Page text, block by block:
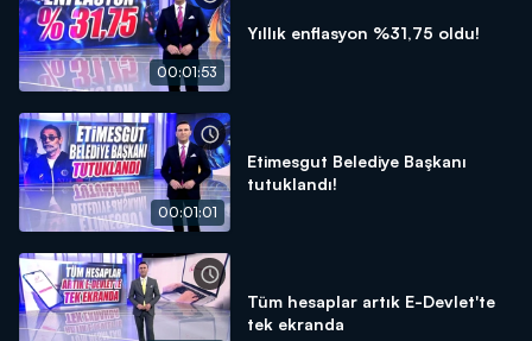
00:01:53
Yıllık enflasyon %31,75 oldu!
00:01:01
Etimesgut Belediye Başkanı
tutuklandı!
Tüm hesaplar artık E-Devlet'te
tek ekranda